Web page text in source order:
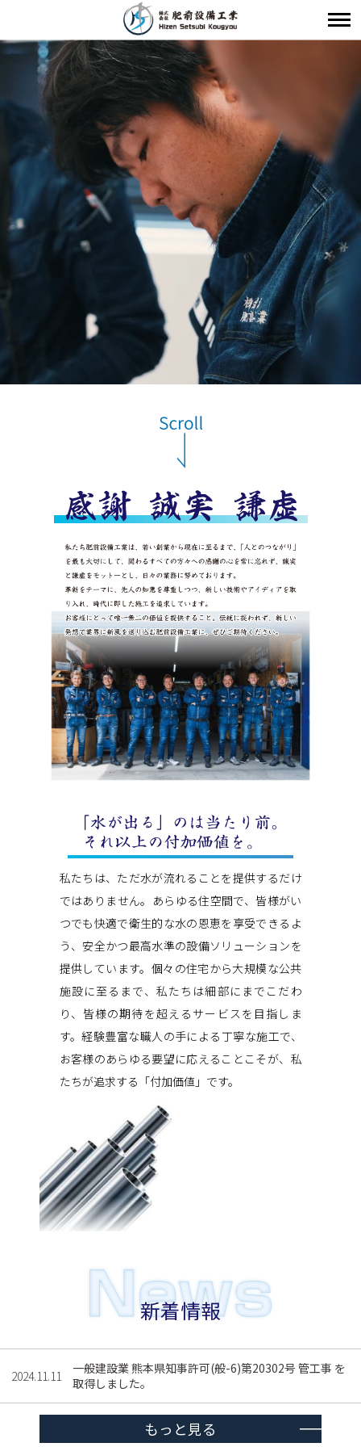
会社概要
事業内容
実績紹介
求人情報
お問い合わせ
私たちは、ただ水が流れることを提供するだけ
ではありません。あらゆる住空間で、皆様がい
つでも快適で衛生的な水の恩恵を享受できるよ
う、安全かつ最高水準の設備ソリューションを
提供しています。個々の住宅から大規模な公共
施設に至るまで、私たちは細部にまでこだわ
り、皆様の期待を超えるサービスを目指しま
す。経験豊富な職人の手による丁寧な施工で、
お客様のあらゆる要望に応えることこそが、私
たちが追求する「付加価値」です。
新着情報
2024.11.11
一般建設業 熊本県知事許可(般-6)第20302号 管工事 を
取得しました。
もっと見る